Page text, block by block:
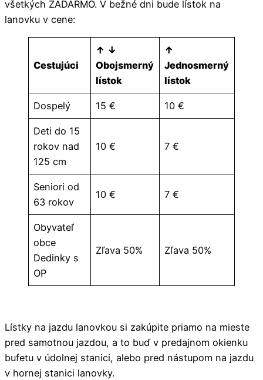
všetkých ZADARMO. V bežné dni bude lístok na
lanovku v cene:
Cestujúci
↑ ↓
Obojsmerný
lístok
↑
Jednosmerný
lístok
Dospelý 15 € 10 €
Deti do 15
rokov nad
125 cm
10 € 7 €
Seniori od
63 rokov
10 € 7 €
Obyvateľ
obce
Dedinky s
OP
Zľava 50% Zľava 50%
Lístky na jazdu lanovkou si zakúpite priamo na mieste
pred samotnou jazdou, a to buď v predajnom okienku
bufetu v údolnej stanici, alebo pred nástupom na jazdu
v hornej stanici lanovky.